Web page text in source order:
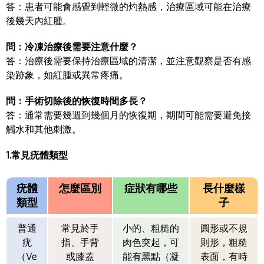
答：患者可能會感覺到輕微的灼熱感，治療區域可能在治療
後幾天內紅腫。
問：冷凍治療後需要注意什麼？
答：治療後需要保持治療區域的清潔，並注意觀察是否有感
染跡象，如紅腫或異常疼痛。
問：手術切除後的恢復時間多長？
答：通常需要幾週到幾個月的恢復期，期間可能需要避免接
觸水和其他刺激。
1.常見疣體類型
疣體
類型
怎麼區別 症狀有哪些
長什麼樣
子
普通
疣
（Ve
常見於手
指、手背
或膝蓋
小的、粗糙的
肉色突起，可
能有黑點（凝
圓形或不規
則形，粗糙
表面，有時